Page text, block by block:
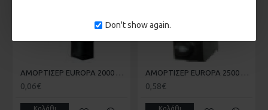
Don't show again.
ΑΜΟΡΤΙΣΕΡ EUROPA 2000 KAI 100 ΣΤΟΠΕΡ 181.4 20-20-007
0,06€
ΑΜΟΡΤΙΣΕΡ EUROPA 2500 ENS-4 20-20-011
0,58€